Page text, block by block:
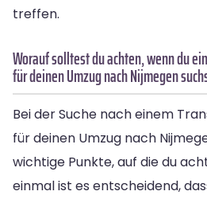
treffen.
Worauf solltest du achten, wenn du
für deinen Umzug nach Nijmegen
Bei der Suche nach einem
für deinen Umzug nach
wichtige Punkte, auf die du
einmal ist es entscheidend,